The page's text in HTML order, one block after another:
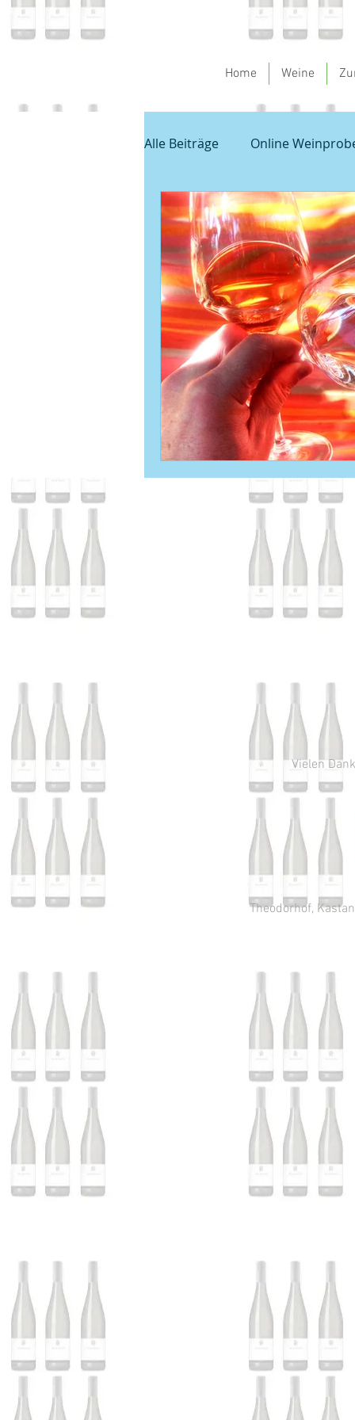
Home Weine
Alle Beiträge Online
Spargel und Wein
Unbenannte Kategorie
Veranstaltungen
Vielen
Theodorhof,